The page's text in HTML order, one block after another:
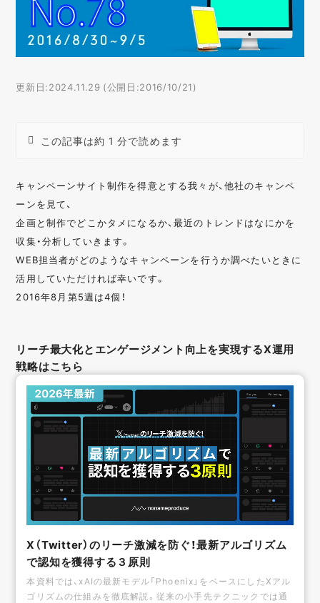
更新日:2024.11.29 (公開日:2016/10/21)
この記事は約 1 分で読めます
キャンペーンサイト制作を得意とする我々が、他社のキャンペ
ーンを見て、
企画と制作でどこかタメになるか、最近のトレンドはなにかを
収集・分析していきます。
WEB担当者がどのようなキャンペーンを行うか調べたいときに
活用していただければ幸いです。
2016年8月第5週は4個！
リーチ最大化とエンゲージメント向上を実現するX運用
戦略はこちら
X（Twitter）のリーチ激減を防ぐ！最新アルゴリズム
で認知を獲得する３原則
本資料では、xAIの最新モデル「Phoenix」をベースにしたXアル
ゴリズムの仕組みを徹底解説。従来の小手先テクニックでは通